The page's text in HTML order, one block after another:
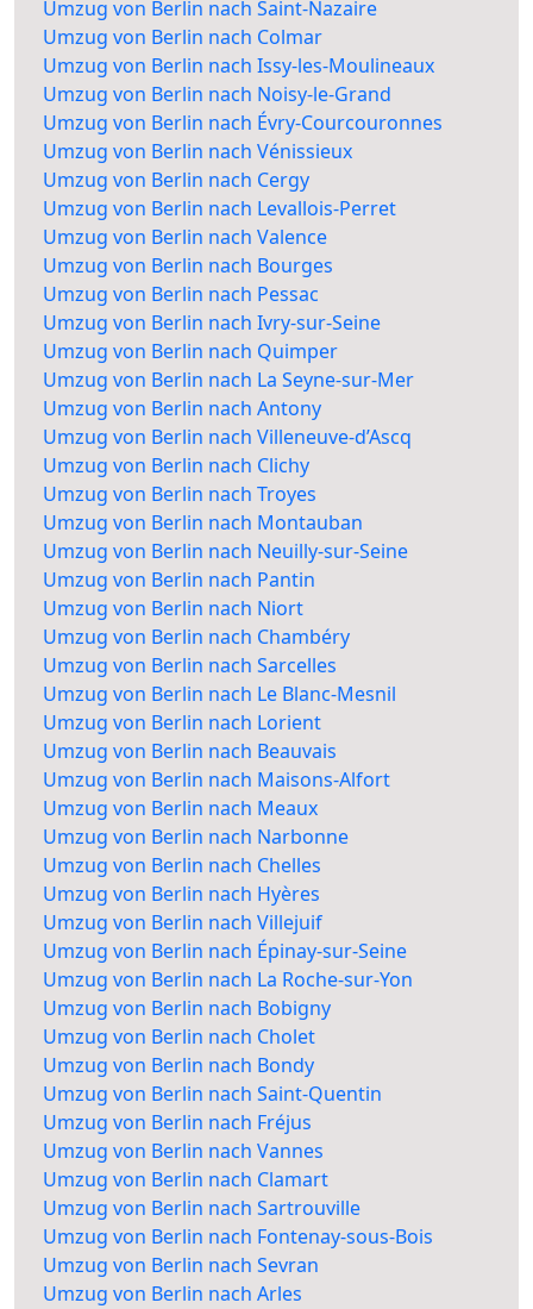
Umzug von Berlin nach Saint-Nazaire
Umzug von Berlin nach Colmar
Umzug von Berlin nach Issy-les-Moulineaux
Umzug von Berlin nach Noisy-le-Grand
Umzug von Berlin nach Évry-Courcouronnes
Umzug von Berlin nach Vénissieux
Umzug von Berlin nach Cergy
Umzug von Berlin nach Levallois-Perret
Umzug von Berlin nach Valence
Umzug von Berlin nach Bourges
Umzug von Berlin nach Pessac
Umzug von Berlin nach Ivry-sur-Seine
Umzug von Berlin nach Quimper
Umzug von Berlin nach La Seyne-sur-Mer
Umzug von Berlin nach Antony
Umzug von Berlin nach Villeneuve-d’Ascq
Umzug von Berlin nach Clichy
Umzug von Berlin nach Troyes
Umzug von Berlin nach Montauban
Umzug von Berlin nach Neuilly-sur-Seine
Umzug von Berlin nach Pantin
Umzug von Berlin nach Niort
Umzug von Berlin nach Chambéry
Umzug von Berlin nach Sarcelles
Umzug von Berlin nach Le Blanc-Mesnil
Umzug von Berlin nach Lorient
Umzug von Berlin nach Beauvais
Umzug von Berlin nach Maisons-Alfort
Umzug von Berlin nach Meaux
Umzug von Berlin nach Narbonne
Umzug von Berlin nach Chelles
Umzug von Berlin nach Hyères
Umzug von Berlin nach Villejuif
Umzug von Berlin nach Épinay-sur-Seine
Umzug von Berlin nach La Roche-sur-Yon
Umzug von Berlin nach Bobigny
Umzug von Berlin nach Cholet
Umzug von Berlin nach Bondy
Umzug von Berlin nach Saint-Quentin
Umzug von Berlin nach Fréjus
Umzug von Berlin nach Vannes
Umzug von Berlin nach Clamart
Umzug von Berlin nach Sartrouville
Umzug von Berlin nach Fontenay-sous-Bois
Umzug von Berlin nach Sevran
Umzug von Berlin nach Arles